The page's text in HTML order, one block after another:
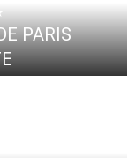
PARIS